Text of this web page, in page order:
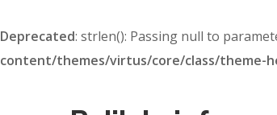
Deprecated: strlen(): Passing null to
content/themes/virtus/core/class/theme-